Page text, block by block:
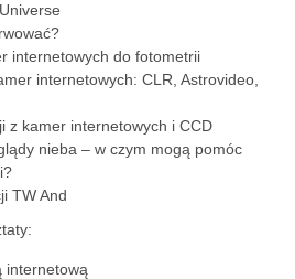
internetowych do fotometrii
internetowych: CLR, Astrovideo,
z kamer internetowych i CCD
nieba – w czym mogą pomóc
TW And
internetową